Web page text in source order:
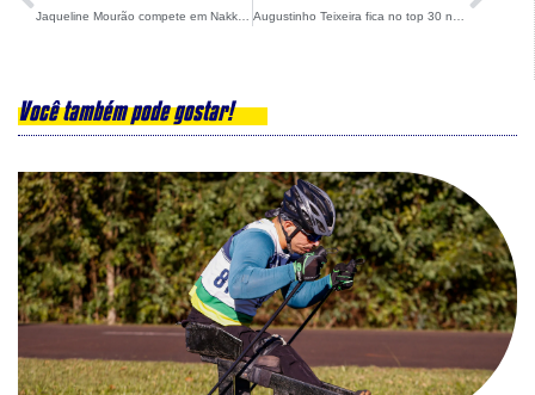
Você também pode gostar!